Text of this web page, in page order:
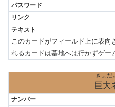
このカードがフィールド上に表向
れるカードは墓地へは行かずゲー
きょだ
巨大